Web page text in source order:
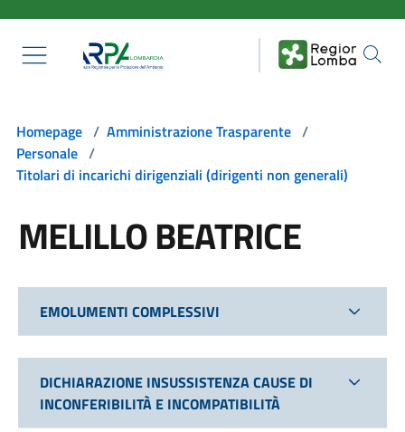
Homepage / Amministrazione Trasparente /
Personale /
Titolari di incarichi dirigenziali (dirigenti non generali)
MELILLO BEATRICE
EMOLUMENTI COMPLESSIVI
DICHIARAZIONE INSUSSISTENZA CAUSE DI
INCONFERIBILITÀ E INCOMPATIBILITÀ